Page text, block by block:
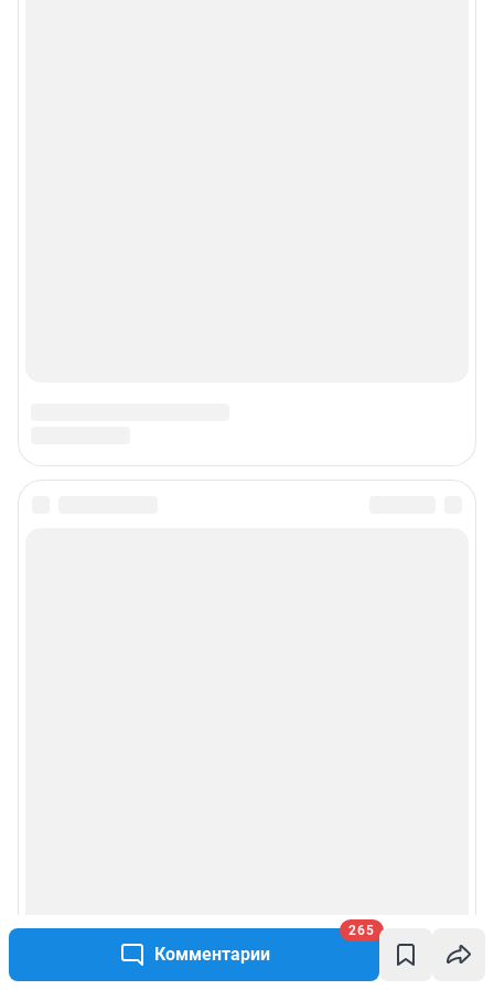
Комментарии
265